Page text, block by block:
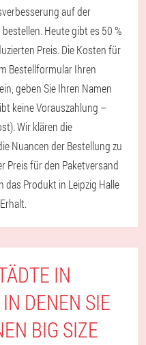
auf der
Heute gibt es 50 %
Preis. Die Kosten für
Bestellformular Ihren
geben Sie Ihren Namen
keine Vorauszahlung –
Wir klären die
Nuancen der Bestellung zu
Preis für den Paketversand
das Produkt in Leipzig Halle
IN
DENEN SIE
BIG SIZE